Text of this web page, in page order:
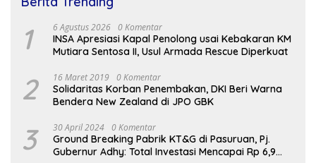
1 6 Agustus 2026 0 Komentar
INSA Apresiasi Kapal Penolong usai Kebakaran KM
Mutiara Sentosa II, Usul Armada Rescue Diperkuat
2 16 Maret 2019 0 Komentar
Solidaritas Korban Penembakan, DKI Beri Warna
Bendera New Zealand di JPO GBK
3 30 April 2024 0 Komentar
Ground Breaking Pabrik KT&G di Pasuruan, Pj.
Gubernur Adhy: Total Investasi Mencapai Rp 6,9